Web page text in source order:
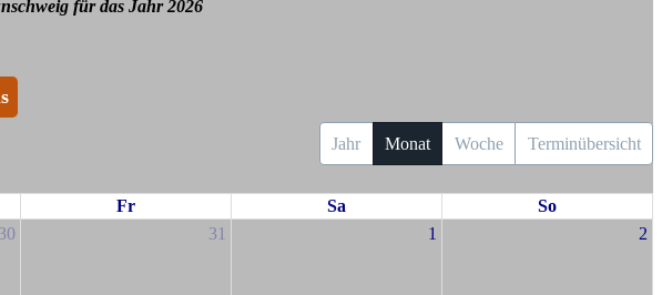
für das Jahr 2026
Jahr Monat Woche Terminübersicht
Fr Sa
So
30 31 1 2